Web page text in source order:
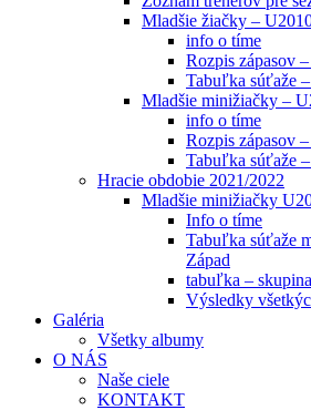
Mladšie žiačky –
info o tíme
Rozpis zápasov
Tabuľka súťaže
Mladšie minižiačky –
info o tíme
Rozpis zápasov
Tabuľka súťaže
Hracie obdobie 2021/2022
Mladšie minižiačky
Info o tíme
Tabuľka súťaže
Západ
tabuľka –
Výsledky
Galéria
Všetky albumy
O NÁS
Naše ciele
KONTAKT